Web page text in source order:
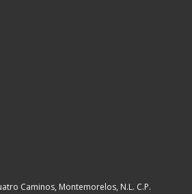
Caminos, Montemorelos, N.L. C.P.